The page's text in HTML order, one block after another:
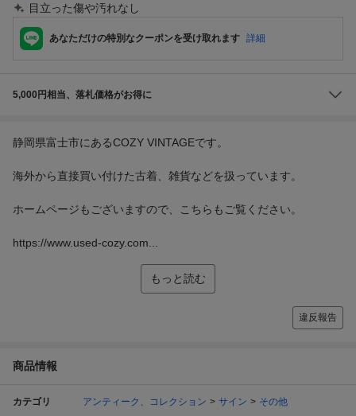
目立った傷や汚れなし
あなただけの特別なクーポンを受け取れます 詳細
5,000円相当、落札価格がお得に
静岡県富士市にあるCOZY VINTAGEです。
海外から直接買い付けた古着、雑貨などを扱っています。
ホームページもございますので、こちらもご覧ください。
https://www.used-cozy.com...
もっと読む
違反報告
商品情報
カテゴリ アンティーク、コレクション サイン その他